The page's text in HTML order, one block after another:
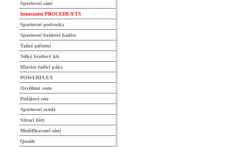
Sportovní sání
Intercooler PROCEDE/ETS
Sportovní podvozky
Sportovní brzdové hadice
Tažné zařízení
Velký brzdový kit
Hlavice řadící páky
POWERFLEX
Osvětlení vozu
Pedálové sety
Sportovní svody
Stírací lišty
Modifikované sání
Quaife